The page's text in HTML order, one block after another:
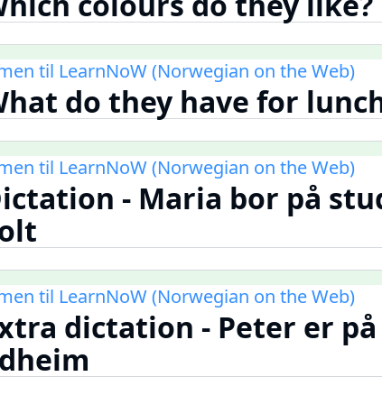
til LearnNoW (Norwegian on the Web)
do they have for
til LearnNoW (Norwegian on the Web)
- Maria bor på
til LearnNoW (Norwegian on the Web)
dictation - Peter er